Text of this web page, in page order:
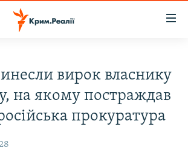
вирок власнику
на якому постраждав
прокуратура